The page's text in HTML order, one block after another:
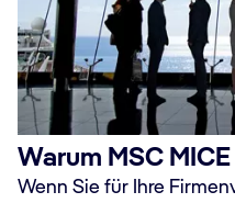
Warum MSC
Wenn Sie für Ihre